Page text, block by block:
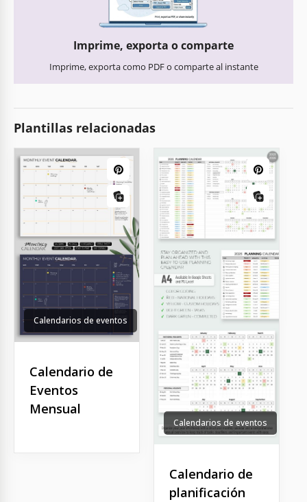
Imprime, exporta o comparte
Imprime, exporta como PDF o comparte al instante
Plantillas relacionadas
Calendarios de eventos
Calendario de
Eventos
Mensual
Calendarios de eventos
Calendario de
planificación